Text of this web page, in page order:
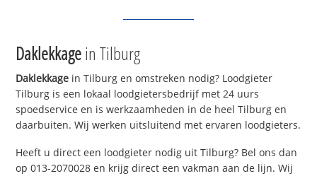
Daklekkagein Tilburg
Daklekkage in Tilburg en omstreken nodig? Loodgieter
Tilburg is een lokaal loodgietersbedrijf met 24 uurs
spoedservice en is werkzaamheden in de heel Tilburg en
daarbuiten. Wij werken uitsluitend met ervaren loodgieters.
Heeft u direct een loodgieter nodig uit Tilburg? Bel ons dan
op 013-2070028 en krijg direct een vakman aan de lijn. Wij